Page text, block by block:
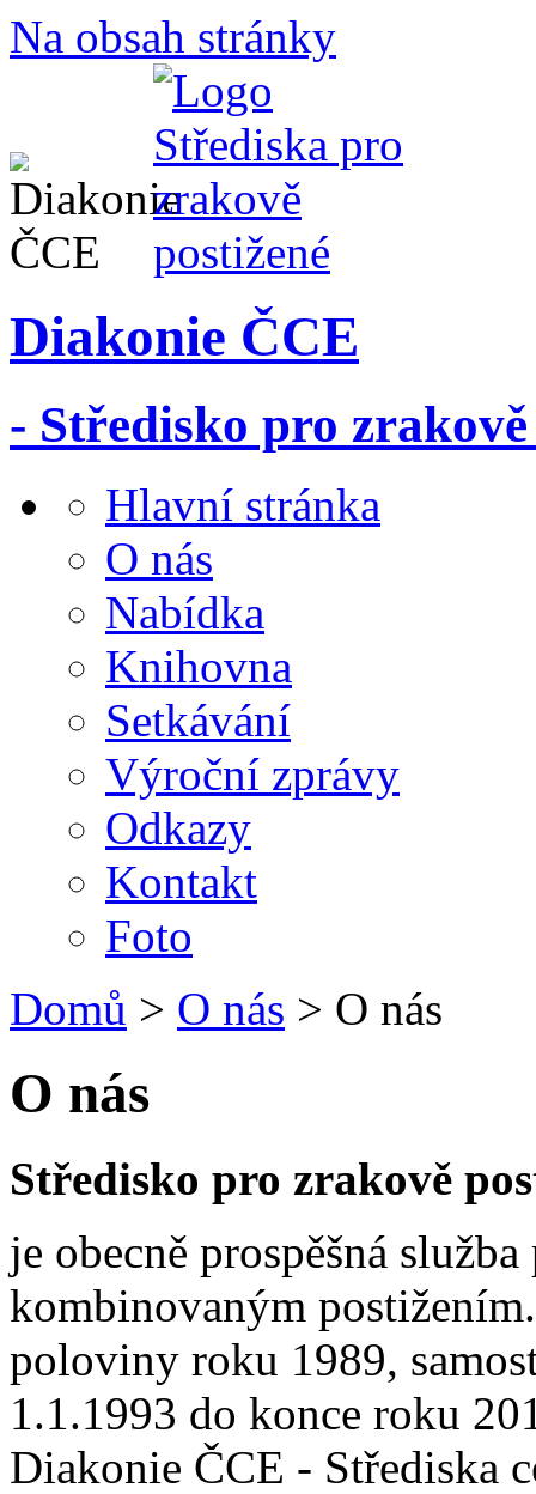
Na obsah stránky
Diakonie ČCE
- Středisko pro zrakově
Hlavní stránka
O nás
Nabídka
Knihovna
Setkávání
Výroční zprávy
Odkazy
Kontakt
Foto
Domů > O nás > O nás
O nás
Středisko pro zrakově
je obecně prospěšná
kombinovaným
poloviny roku 1989,
1.1.1993 do konce roku
Diakonie ČCE - Střediska